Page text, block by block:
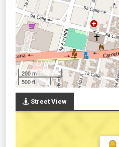
200 m
500 ft
Street View